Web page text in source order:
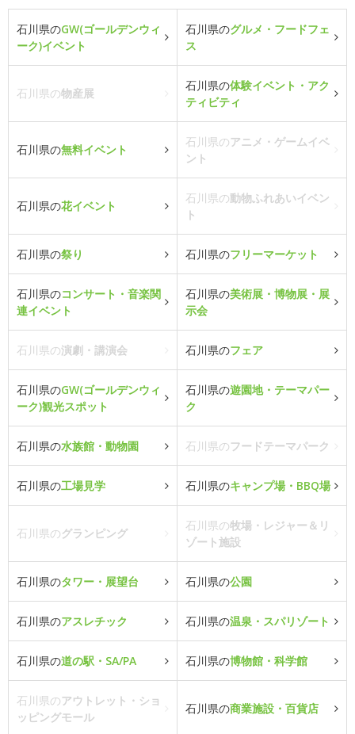
石川県のGW(ゴールデンウィ
ーク)イベント
石川県のグルメ・フードフェ
ス
石川県の物産展
石川県の体験イベント・アク
ティビティ
石川県の無料イベント
石川県のアニメ・ゲームイベ
ント
石川県の花イベント
石川県の動物ふれあいイベン
ト
石川県の祭り 石川県のフリーマーケット
石川県のコンサート・音楽関
連イベント
石川県の美術展・博物展・展
示会
石川県の演劇・講演会 石川県のフェア
石川県のGW(ゴールデンウィ
ーク)観光スポット
石川県の遊園地・テーマパー
ク
石川県の水族館・動物園 石川県のフードテーマパーク
石川県の工場見学 石川県のキャンプ場・BBQ場
石川県のグランピング
石川県の牧場・レジャー＆リ
ゾート施設
石川県のタワー・展望台 石川県の公園
石川県のアスレチック 石川県の温泉・スパリゾート
石川県の道の駅・SA/PA 石川県の博物館・科学館
石川県のアウトレット・ショ
ッピングモール
石川県の商業施設・百貨店